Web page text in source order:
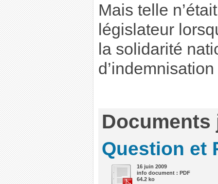
Mais telle
législateur
la solidarité
Documents
Question et
16 juin 2009
info document : PDF
64.2 ko